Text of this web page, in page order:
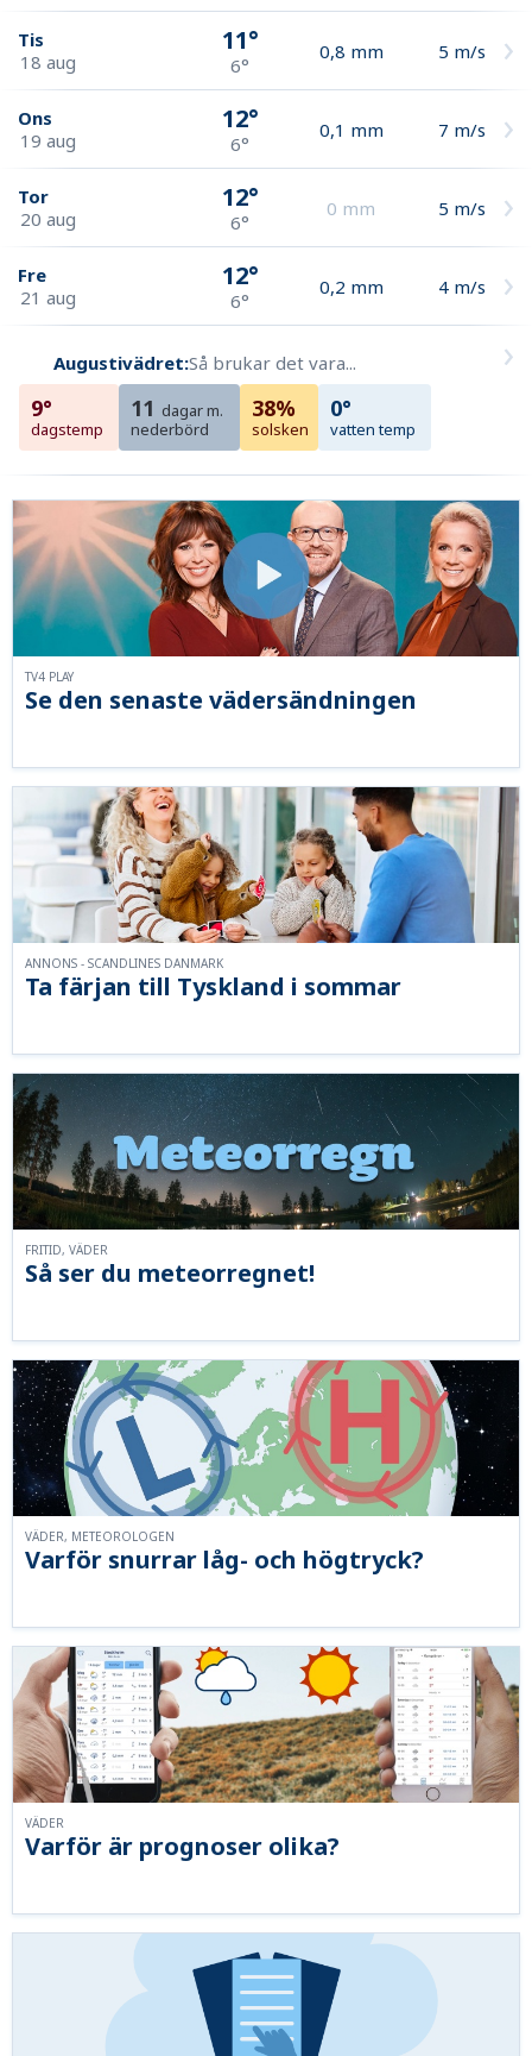
Tis
18 aug
11°
6°
0,8 mm 5 m/s
Ons
19 aug
12°
6°
0,1 mm 7 m/s
Tor
20 aug
12°
6°
0 mm 5 m/s
Fre
21 aug
12°
6°
0,2 mm 4 m/s
Augustivädret:Så brukar det vara...
9°
dagstemp
11 dagar m.
nederbörd
38%
solsken
0°
vatten temp
Se den senaste vädersändningen
TV4 PLAY
Ta färjan till Tyskland i sommar
ANNONS - SCANDLINES DANMARK
Så ser du meteorregnet!
FRITID, VÄDER
Varför snurrar låg- och högtryck?
VÄDER, METEOROLOGEN
Varför är prognoser olika?
VÄDER